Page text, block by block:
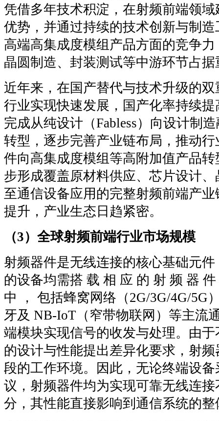
凭借多年技术积淀，在射频前端领
优势，并通过持续的技术创新与制
高端高集成度模组产品方面的竞争
晶圆制造、封装测试等中游环节占
近年来，在国产替代与技术升级的
行业实现快速发展，国产化率持续
完成从纯设计（Fabless）向设计制
转型，逐步完善产业链布局，推动
件向高集成度模组等高附加值产品
步形成覆盖原材料供应、芯片设计
至通信设备应用的完整射频前端产
提升，产业生态日趋紧密。
（3）全球射频前端行业市场规模
射频器件是无线连接的核心基础元
的设备均需搭 载 相 应 的 射 频 器
中 ， 包括蜂窝网络（2G/3G/4G/5G
牙及 NB-IoT（窄带物联网）等主流
端模块实现信号的收发与处理。由
的设计与性能提出差异化要求，射
段的工作环境。因此，无论终端设
议，射频器件均为实现可靠无线连
分，其性能直接影响到通信系统的